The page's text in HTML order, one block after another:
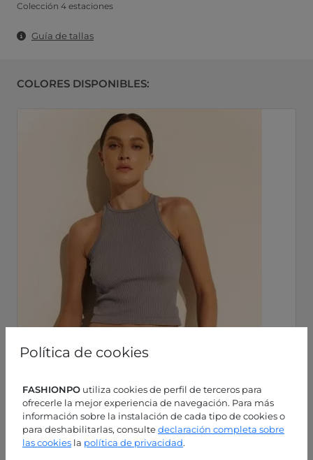
Política de cookies
FASHIONPO utiliza cookies de perfil de terceros para
ofrecerle la mejor experiencia de navegación. Para más
información sobre la instalación de cada tipo de cookies o
para deshabilitarlas, consultedeclaración completa sobre
las cookies la política de privacidad.
Colección 4 estaciones
Guía de tallas
COLORES DISPONIBLES: